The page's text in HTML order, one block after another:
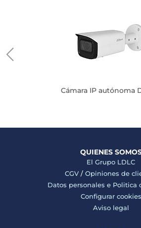
Cámara IP autónoma
QUIENES
El Grupo LDLC
CGV/ Opiniones de
Datos personales e Politica
Configurar cookies
Aviso legal